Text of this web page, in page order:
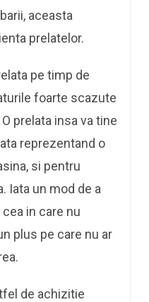
aceasta
prelatelor.
pe timp de
foarte scazute
prelata insa va tine
reprezentand o
si pentru
Iata un mod de a
in care nu
plus pe care nu ar
de achizitie